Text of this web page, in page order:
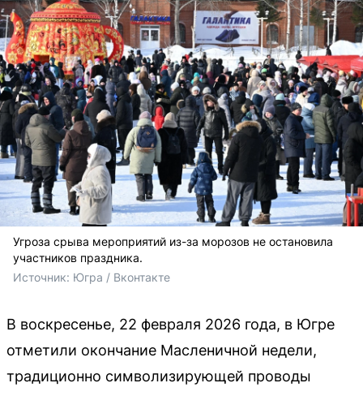
Угроза срыва мероприятий из-за морозов не остановила
участников праздника.
Источник: Югра / Вконтакте
В воскресенье, 22 февраля 2026 года, в Югре
отметили окончание Масленичной недели,
традиционно символизирующей проводы